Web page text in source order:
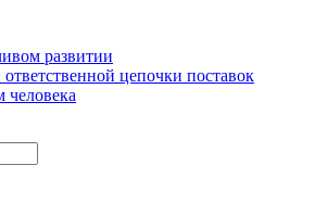
развитии
цепочки поставок
человека